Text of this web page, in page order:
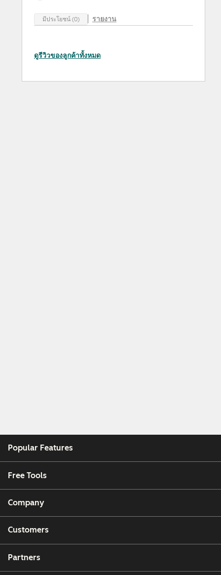
มีประโยชน์ (0) รายงาน
ดูรีวิวของลูกค้าทั้งหมด
Popular Features
Free Tools
Company
Customers
Partners